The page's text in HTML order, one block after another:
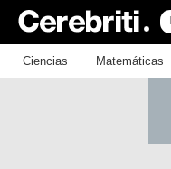
Ciencias | Matemáticas